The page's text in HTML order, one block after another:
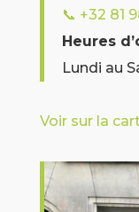
📞 +32 81
Heures
Lundi au
Voir sur la